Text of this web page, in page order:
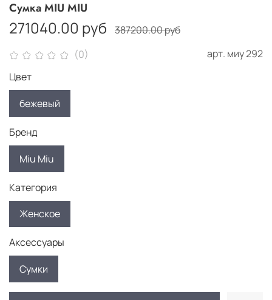
(0) арт. миу 292
Сумка MIU MIU
271040.00 руб 387200.00 руб
Цвет
бежевый
Бренд
Miu Miu
Категория
Женское
Аксессуары
Сумки